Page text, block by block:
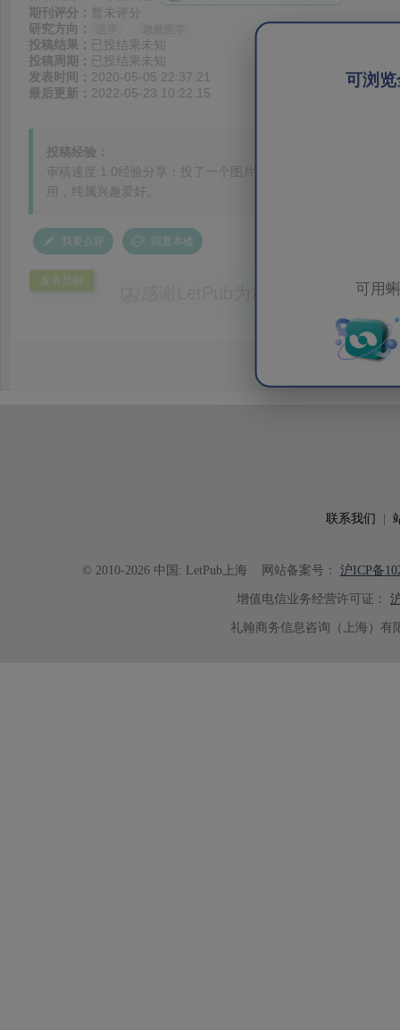
可浏
可用
期刊评分： 暂未评分
研究方向：
投稿结果： 已投结果未知
投稿周期： 已投结果未知
发表时间： 2020-05-05 22:37:21
最后更新： 2022-05-23 10:22:15
投稿经验：
审稿速度:1.0经验分享：投了一个图片版块的。没什么临床价
用，纯属兴趣爱好。
我要点评 回复本楼
发表范例
感谢LetPub为本论文提供专业
务。编辑结合论文中全光谱响应S
效应及界面电荷传输等研究内容，
论述逻辑进行了系统梳理，使研究
析及机理讨论之间的关系更加清晰
联系我们
© 2010-2026 中国: LetPub上海 网站备案号： 沪ICP备
增值电信业务经营许可证：
礼翰商务信息咨询（上海）